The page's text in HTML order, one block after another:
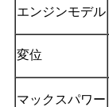
エンジンモデル
変位
マックスパワー